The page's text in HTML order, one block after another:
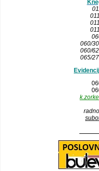
060/
060/
065/